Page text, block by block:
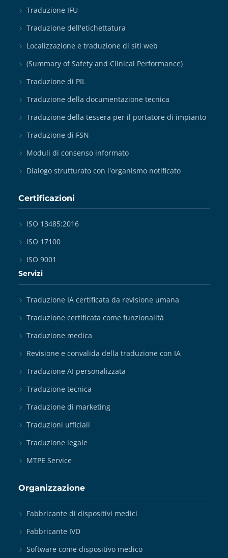
Traduzione IFU
Traduzione dell'etichettatura
Localizzazione e traduzione di siti web
(Summary of Safety and Clinical Performance)
Traduzione di PIL
Traduzione della documentazione tecnica
Traduzione della tessera per il portatore di impianto
Traduzione di FSN
Moduli di consenso informato
Dialogo strutturato con l'organismo notificato
Certificazioni
ISO 13485:2016
ISO 17100
ISO 9001
Servizi
Traduzione IA certificata da revisione umana
Traduzione certificata come funzionalità
Traduzione medica
Revisione e convalida della traduzione con IA
Traduzione AI personalizzata
Traduzione tecnica
Traduzione di marketing
Traduzioni ufficiali
Traduzione legale
MTPE Service
Organizzazione
Fabbricante di dispositivi medici
Fabbricante IVD
Software come dispositivo medico